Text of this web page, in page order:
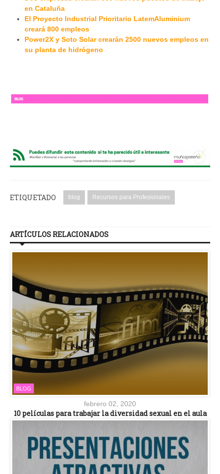
en Cataluña
El Proyecto Industrial Prioritario LatemAluminium
creará 800 empleos
Power2X y Soto Solar crearán 2500 nuevos empleos en
su planta de hidrógeno
ETIQUETADO blog Recursos para Profesionales
ARTÍCULOS RELACIONADOS
BLOG
febrero 02, 2020
10 películas para trabajar la diversidad sexual en el aula